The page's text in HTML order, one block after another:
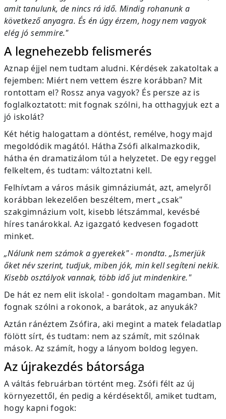
amit tanulunk, de nincs rá idő. Mindig rohanunk a
következő anyagra. És én úgy érzem, hogy nem vagyok
elég jó semmire."
A legnehezebb felismerés
Aznap éjjel nem tudtam aludni. Kérdések zakatoltak a
fejemben: Miért nem vettem észre korábban? Mit
rontottam el? Rossz anya vagyok? És persze az is
foglalkoztatott: mit fognak szólni, ha otthagyjuk ezt a
jó iskolát?
Két hétig halogattam a döntést, remélve, hogy majd
megoldódik magától. Hátha Zsófi alkalmazkodik,
hátha én dramatizálom túl a helyzetet. De egy reggel
felkeltem, és tudtam: változtatni kell.
Felhívtam a város másik gimnáziumát, azt, amelyről
korábban lekezelően beszéltem, mert „csak"
szakgimnázium volt, kisebb létszámmal, kevésbé
híres tanárokkal. Az igazgató kedvesen fogadott
minket.
„Nálunk nem számok a gyerekek" - mondta. „Ismerjük
őket név szerint, tudjuk, miben jók, min kell segíteni nekik.
Kisebb osztályok vannak, több idő jut mindenkire."
De hát ez nem elit iskola! - gondoltam magamban. Mit
fognak szólni a rokonok, a barátok, az anyukák?
Aztán ránéztem Zsófira, aki megint a matek feladatlap
fölött sírt, és tudtam: nem az számít, mit szólnak
mások. Az számít, hogy a lányom boldog legyen.
Az újrakezdés bátorsága
A váltás februárban történt meg. Zsófi félt az új
környezettől, én pedig a kérdésektől, amiket tudtam,
hogy kapni fogok: